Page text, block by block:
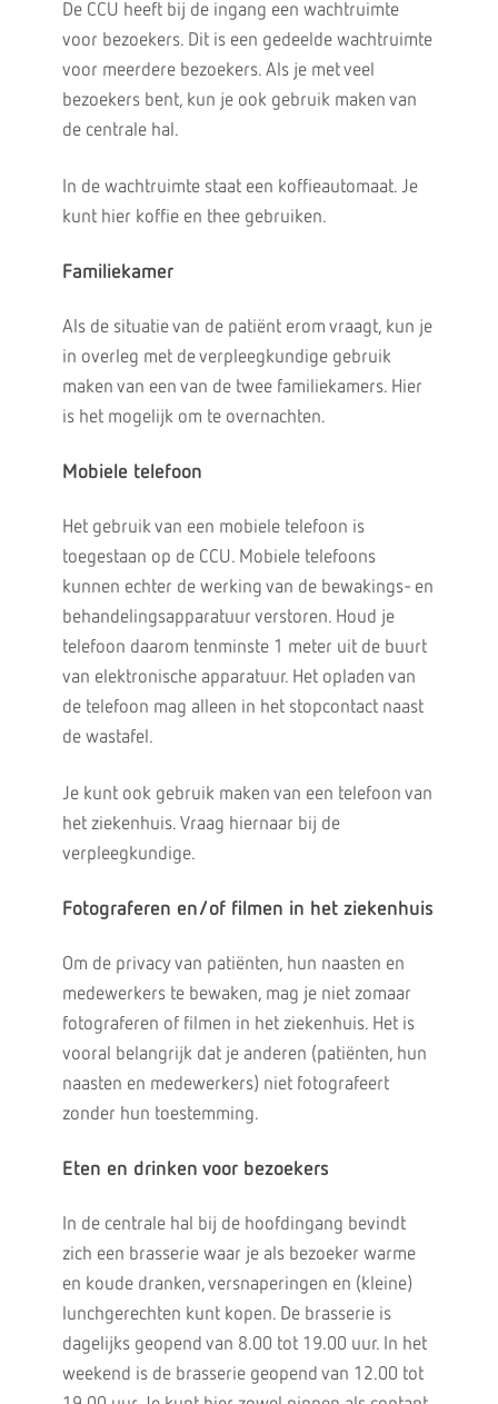
De CCU heeft bij de ingang een wachtruimte
voor bezoekers. Dit is een gedeelde wachtruimte
voor meerdere bezoekers. Als je met veel
bezoekers bent, kun je ook gebruik maken van
de centrale hal.
In de wachtruimte staat een koffieautomaat. Je
kunt hier koffie en thee gebruiken.
Familiekamer
Als de situatie van de patiënt erom vraagt, kun je
in overleg met de verpleegkundige gebruik
maken van een van de twee familiekamers. Hier
is het mogelijk om te overnachten.
Mobiele telefoon
Het gebruik van een mobiele telefoon is
toegestaan op de CCU. Mobiele telefoons
kunnen echter de werking van de bewakings- en
behandelingsapparatuur verstoren. Houd je
telefoon daarom tenminste 1 meter uit de buurt
van elektronische apparatuur. Het opladen van
de telefoon mag alleen in het stopcontact naast
de wastafel.
Je kunt ook gebruik maken van een telefoon van
het ziekenhuis. Vraag hiernaar bij de
verpleegkundige.
Fotograferen en/of filmen in het ziekenhuis
Om de privacy van patiënten, hun naasten en
medewerkers te bewaken, mag je niet zomaar
fotograferen of filmen in het ziekenhuis. Het is
vooral belangrijk dat je anderen (patiënten, hun
naasten en medewerkers) niet fotografeert
zonder hun toestemming.
Eten en drinken voor bezoekers
In de centrale hal bij de hoofdingang bevindt
zich een brasserie waar je als bezoeker warme
en koude dranken, versnaperingen en (kleine)
lunchgerechten kunt kopen. De brasserie is
dagelijks geopend van 8.00 tot 19.00 uur. In het
weekend is de brasserie geopend van 12.00 tot